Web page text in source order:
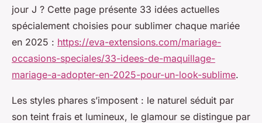
jour J ? Cette page présente 33 idées actuelles
spécialement choisies pour sublimer chaque mariée
en 2025 : https://eva-extensions.com/mariage-
occasions-speciales/33-idees-de-maquillage-
mariage-a-adopter-en-2025-pour-un-look-sublime.
Les styles phares s’imposent : le naturel séduit par
son teint frais et lumineux, le glamour se distingue par